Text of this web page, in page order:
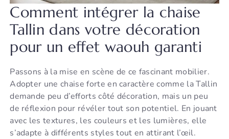
Comment intégrer la chaise
Tallin dans votre décoration
pour un effet waouh garanti
Passons à la mise en scène de ce fascinant mobilier.
Adopter une chaise forte en caractère comme la Tallin
demande peu d’efforts côté décoration, mais un peu
de réflexion pour révéler tout son potentiel. En jouant
avec les textures, les couleurs et les lumières, elle
s’adapte à différents styles tout en attirant l’œil.